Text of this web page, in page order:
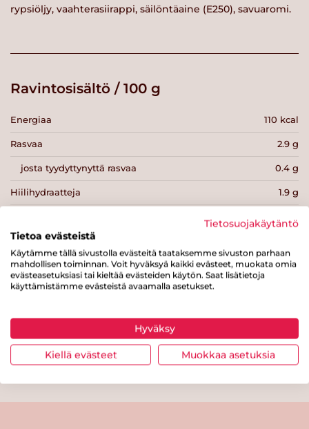
rypsiöljy, vaahterasiirappi, säilöntäaine (E250), savuaromi.
Ravintosisältö / 100 g
Energiaa 110 kcal
Rasvaa 2.9 g
josta tyydyttynyttä rasvaa 0.4 g
Hiilihydraatteja 1.9 g
Kuitua
Proteiinia 19 g
Suolaa
Tietosuojakäytäntö
Tietoa evästeistä
Käytämme tällä sivustolla evästeitä taataksemme sivuston parhaan
mahdollisen toiminnan. Voit hyväksyä kaikki evästeet, muokata omia
evästeasetuksiasi tai kieltää evästeiden käytön. Saat lisätietoja
käyttämistämme evästeistä avaamalla asetukset.
Hyväksy
Kiellä evästeet Muokkaa asetuksia